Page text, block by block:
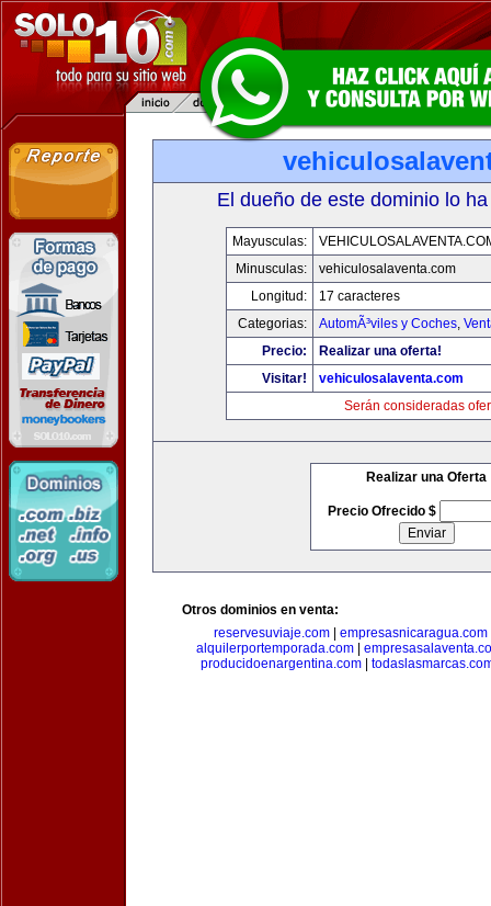
El dueño de este dominio lo
Mayusculas:
Minusculas:
vehiculosalaventa.com
Longitud:
17 caracteres
Categorias:
AutomÃ³viles y Coches,
Precio:
Realizar una oferta!
Visitar!
vehiculosalaventa.com
Serán consideradas
Realizar una Oferta
Precio Ofrecido $
Otros dominios en venta:
reservesuviaje.com| empresasnicaragua.com
alquilerportemporada.com
producidoenargentina.com|